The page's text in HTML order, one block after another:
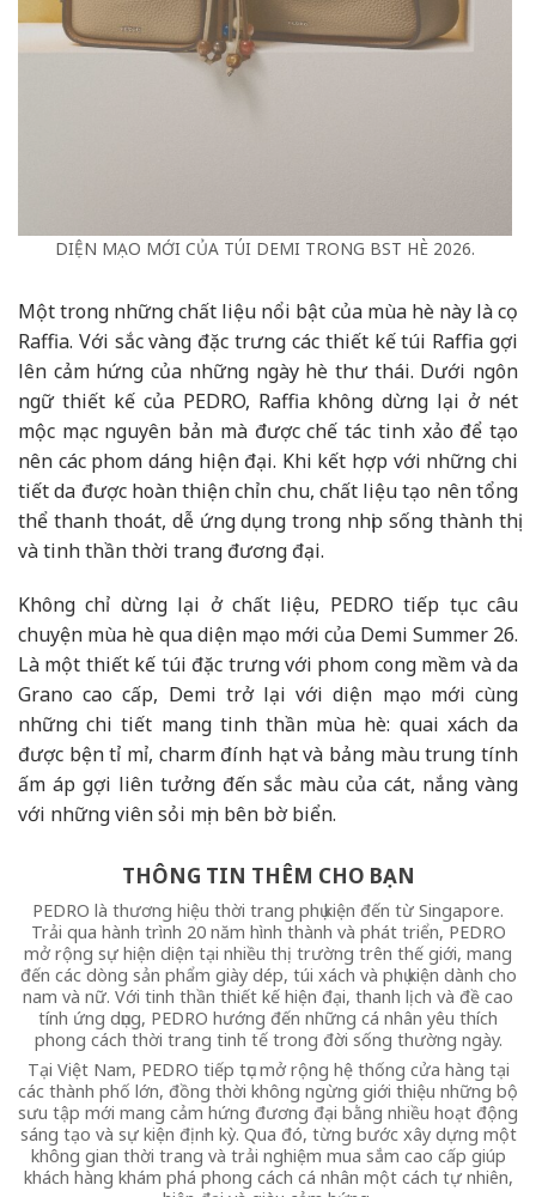
DIỆN MẠO MỚI CỦA TÚI DEMI TRONG BST HÈ 2026.
Một trong những chất liệu nổi bật của mùa hè này là cọ
Raffia. Với sắc vàng đặc trưng các thiết kế túi Raffia gợi
lên cảm hứng của những ngày hè thư thái. Dưới ngôn
ngữ thiết kế của PEDRO, Raffia không dừng lại ở nét
mộc mạc nguyên bản mà được chế tác tinh xảo để tạo
nên các phom dáng hiện đại. Khi kết hợp với những chi
tiết da được hoàn thiện chỉn chu, chất liệu tạo nên tổng
thể thanh thoát, dễ ứng dụng trong nhịp sống thành thị
và tinh thần thời trang đương đại.
Không chỉ dừng lại ở chất liệu, PEDRO tiếp tục câu
chuyện mùa hè qua diện mạo mới của Demi Summer 26.
Là một thiết kế túi đặc trưng với phom cong mềm và da
Grano cao cấp, Demi trở lại với diện mạo mới cùng
những chi tiết mang tinh thần mùa hè: quai xách da
được bện tỉ mỉ, charm đính hạt và bảng màu trung tính
ấm áp gợi liên tưởng đến sắc màu của cát, nắng vàng
với những viên sỏi mịn bên bờ biển.
THÔNG TIN THÊM CHO BẠN
PEDRO là thương hiệu thời trang phụ kiện đến từ Singapore.
Trải qua hành trình 20 năm hình thành và phát triển, PEDRO
mở rộng sự hiện diện tại nhiều thị trường trên thế giới, mang
đến các dòng sản phẩm giày dép, túi xách và phụ kiện dành cho
nam và nữ. Với tinh thần thiết kế hiện đại, thanh lịch và đề cao
tính ứng dụng, PEDRO hướng đến những cá nhân yêu thích
phong cách thời trang tinh tế trong đời sống thường ngày.
Tại Việt Nam, PEDRO tiếp tục mở rộng hệ thống cửa hàng tại
các thành phố lớn, đồng thời không ngừng giới thiệu những bộ
sưu tập mới mang cảm hứng đương đại bằng nhiều hoạt động
sáng tạo và sự kiện định kỳ. Qua đó, từng bước xây dựng một
không gian thời trang và trải nghiệm mua sắm cao cấp giúp
khách hàng khám phá phong cách cá nhân một cách tự nhiên,